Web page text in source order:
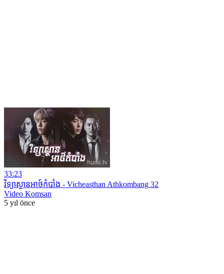
33:23
វិទ្យាស្ថានអាថ៍កំបាំង ​- Vicheasthan Athkombang 32
Video Komsan
5 yıl önce